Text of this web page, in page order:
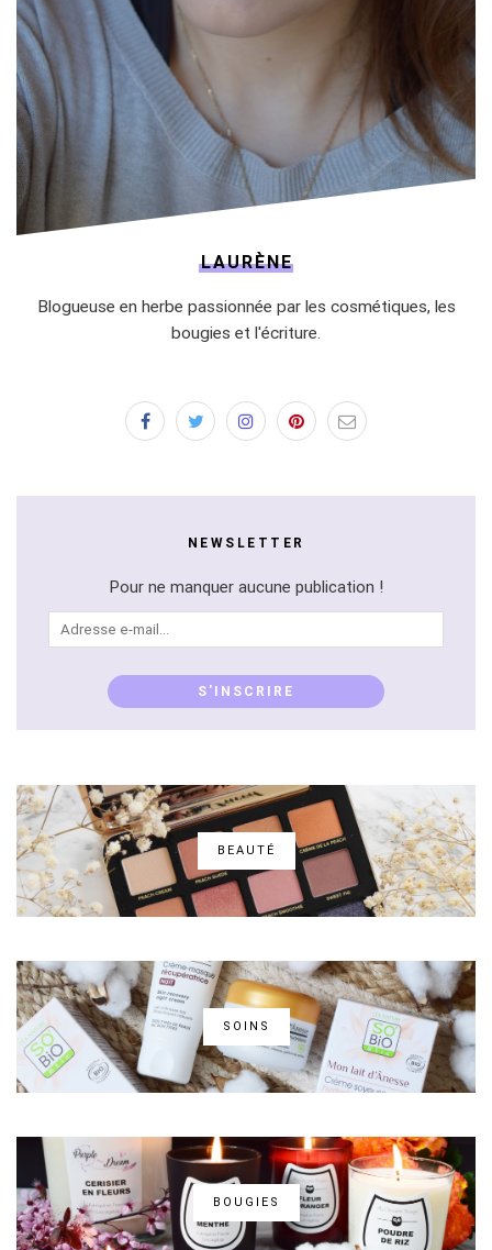
LAURÈNE
Blogueuse en herbe passionnée par les cosmétiques, les
bougies et l'écriture.
NEWSLETTER
Pour ne manquer aucune publication !
Adresse
e-
S'INSCRIRE
BEAUTÉ
SOINS
BOUGIES